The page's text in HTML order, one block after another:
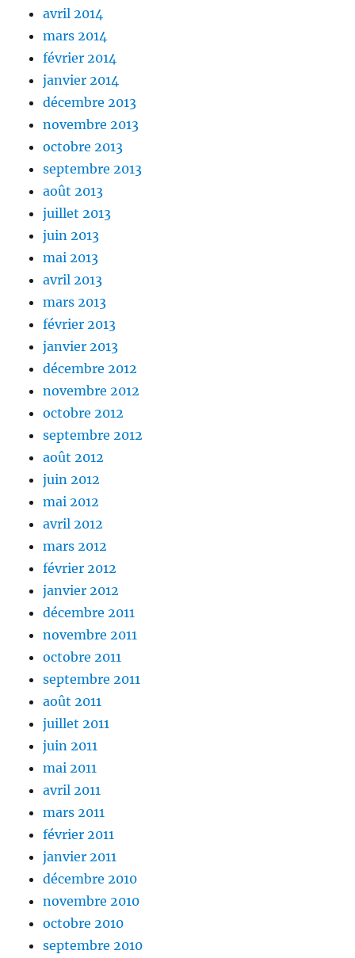
avril 2014
mars 2014
février 2014
janvier 2014
décembre 2013
novembre 2013
octobre 2013
septembre 2013
août 2013
juillet 2013
juin 2013
mai 2013
avril 2013
mars 2013
février 2013
janvier 2013
décembre 2012
novembre 2012
octobre 2012
septembre 2012
août 2012
juin 2012
mai 2012
avril 2012
mars 2012
février 2012
janvier 2012
décembre 2011
novembre 2011
octobre 2011
septembre 2011
août 2011
juillet 2011
juin 2011
mai 2011
avril 2011
mars 2011
février 2011
janvier 2011
décembre 2010
novembre 2010
octobre 2010
septembre 2010